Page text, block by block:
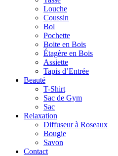
Louche
Coussin
Bol
Pochette
Boite en Bois
Étagère en Bois
Assiette
Tapis d’Entrée
Beauté
T-Shirt
Sac de Gym
Sac
Relaxation
Diffuseur à Roseaux
Bougie
Savon
Contact